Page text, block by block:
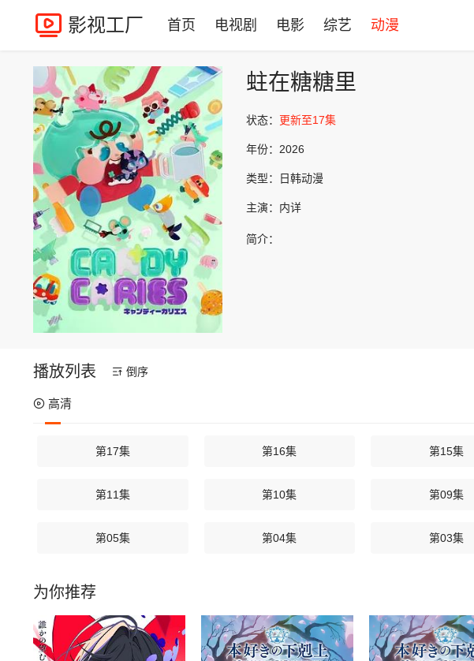
影视工厂 首页 电视剧 电影 综艺 动漫
蛀在糖糖里
状态： 更新至17集
年份： 2026
类型： 日韩动漫
主演： 内详
简介：
播放列表 倒序
高清
第17集 第16集 第15集
第11集 第10集 第09集
第05集 第04集 第03集
为你推荐